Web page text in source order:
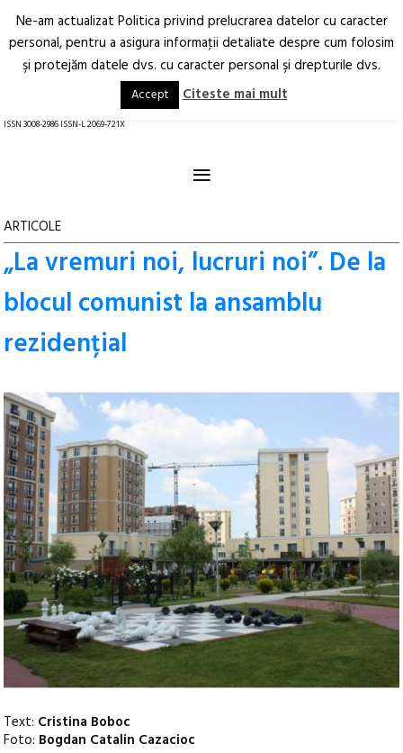
Arhitectură.
Oraș.
RO EN
ISSN 3008-2986 ISSN-L 2069-721X
≡
ARTICOLE
„La vremuri noi, lucruri noi”. De la
blocul comunist la ansamblu
rezidențial
Text: Cristina Boboc
Foto: Bogdan Catalin Cazacioc
Ne-am actualizat Politica privind prelucrarea datelor cu caracter
personal, pentru a asigura informaţii detaliate despre cum folosim
şi protejăm datele dvs. cu caracter personal şi drepturile dvs.
Accept Citeste mai mult